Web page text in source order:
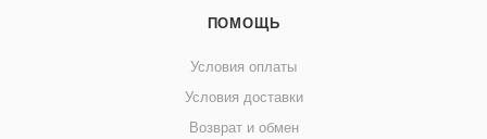
ПОМОЩЬ
Условия оплаты
Условия доставки
Возврат и обмен